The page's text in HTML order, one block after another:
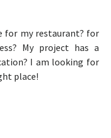
for my restaurant? for
My project has a
I am looking for
place!